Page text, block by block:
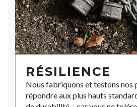
RÉSILIENCE
Nous fabriquons et testons nos
répondre aux plus hauts